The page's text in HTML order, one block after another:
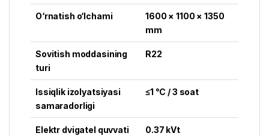
O‘rnatish o‘lchami
1600 × 1100 × 1350
mm
Sovitish moddasining
turi
R22
Issiqlik izolyatsiyasi
samaradorligi
≤1 °C / 3 soat
Elektr dvigatel quvvati 0.37 kVt